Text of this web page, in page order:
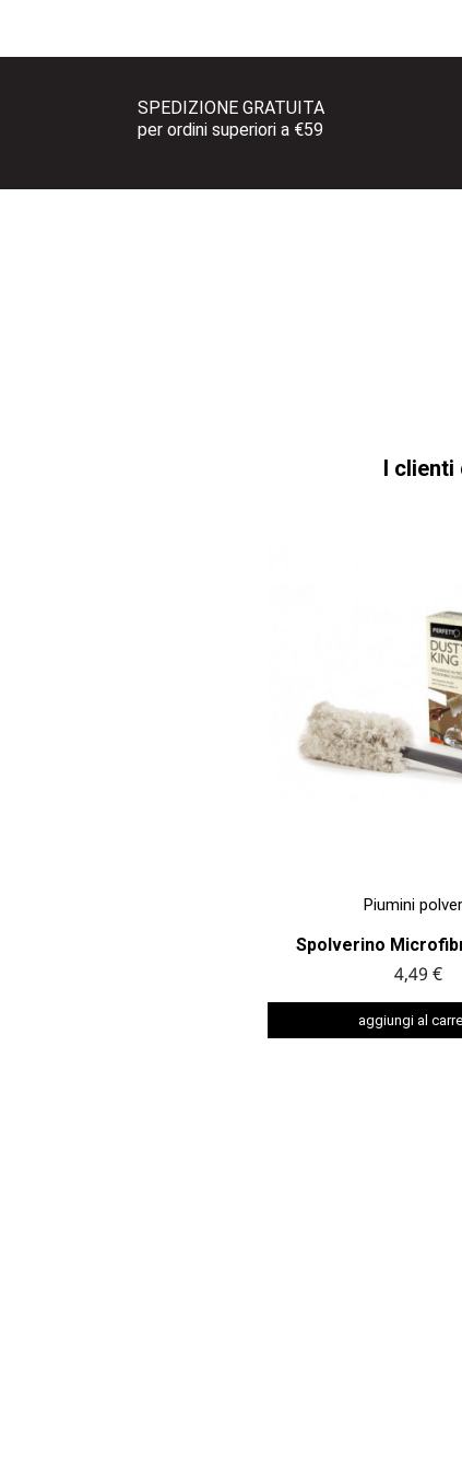
SPEDIZIONE GRATUITA
per ordini superiori a €59
I clienti
Piumini
Spolverino
4,49 €
aggiungi al
